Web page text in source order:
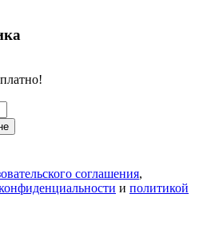
соглашения,
и политикой